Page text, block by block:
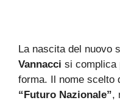
La nascita del nuovo
Vannacci si complica
forma. Il nome scelto
“Futuro Nazionale”,